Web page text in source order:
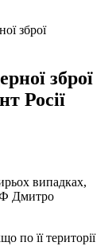
зброї
Росії
випадках,
Дмитро
по її території